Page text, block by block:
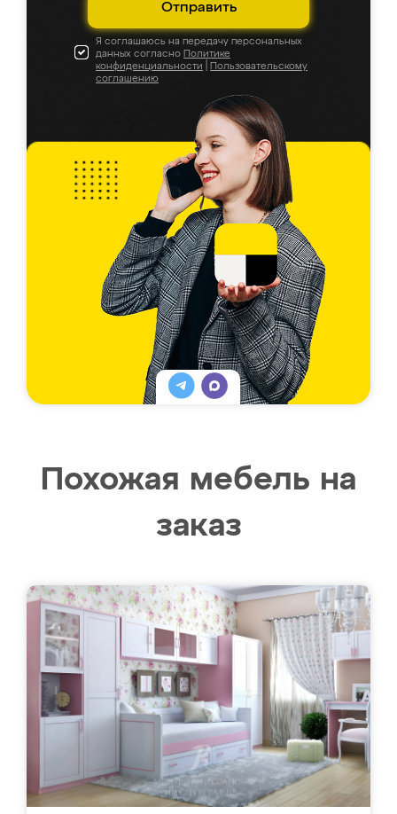
Отправить
Я соглашаюсь на передачу персональных
данных согласно Политике
конфиденциальности
Пользовательскому
соглашению
Похожая мебель на
заказ